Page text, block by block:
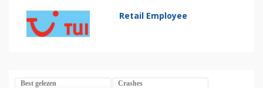
Retail Employee
Best gelezen Crashes